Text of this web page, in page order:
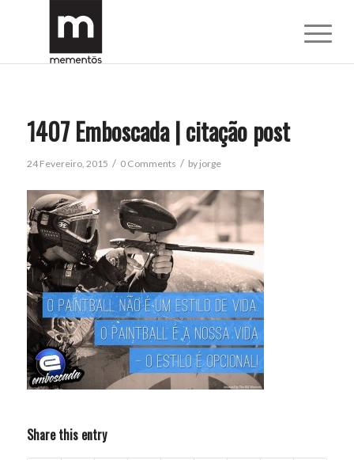
1407 Emboscada | citação post
24 Fevereiro, 2015 / 0 Comments / by jorge
Share this entry